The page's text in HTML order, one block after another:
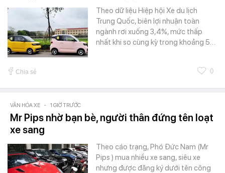
Theo dữ liệu Hiệp hội Xe du lịch
Trung Quốc, biên lợi nhuận toàn
ngành rơi xuống 3,4%, mức thấp
nhất khi so cùng kỳ trong khoảng 5…
Chia sẻ 0
VĂN HÓA XE - 1 GIỜ TRƯỚC
Mr Pips nhờ bạn bè, người thân đứng tên loạt
xe sang
Theo cáo trạng, Phó Đức Nam (Mr
Pips ) mua nhiều xe sang, siêu xe
nhưng được đăng ký dưới tên công